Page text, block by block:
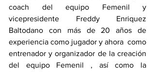
coach del equipo Femenil y
vicepresidente Freddy Enriquez
Baltodano con más de 20 años de
experiencia como jugador y ahora  como
entrenador y organizador de la creación
del equipo Femenil , así como la